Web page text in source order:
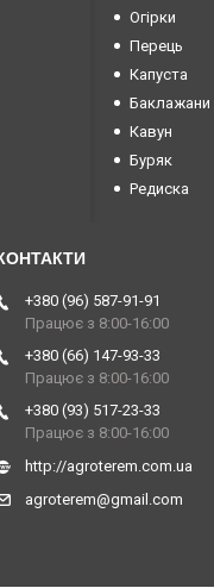
Огірки
Перець
Капуста
Баклажани
Кавун
Буряк
Редиска
+380 (96) 587-91-91
Працює з 8:00-16:00
+380 (66) 147-93-33
Працює з 8:00-16:00
+380 (93) 517-23-33
Працює з 8:00-16:00
http://agroterem.com.ua
agroterem@gmail.com